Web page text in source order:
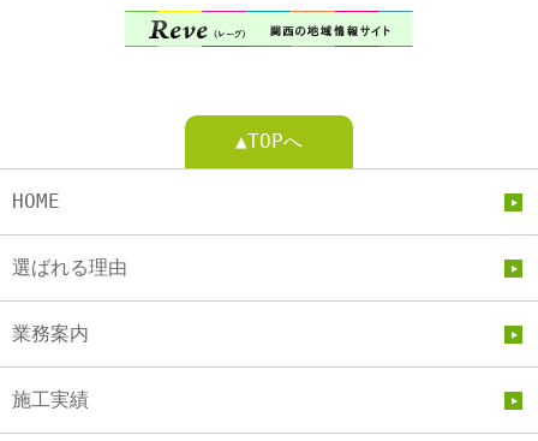
▲TOPへ
HOME
選ばれる理由
業務案内
施工実績